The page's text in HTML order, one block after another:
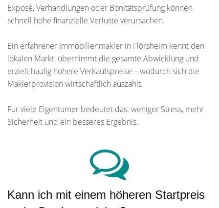
Exposé, Verhandlungen oder Bonitätsprüfung können
schnell hohe finanzielle Verluste verursachen.
Ein erfahrener Immobilienmakler in Flörsheim kennt den
lokalen Markt, übernimmt die gesamte Abwicklung und
erzielt häufig höhere Verkaufspreise – wodurch sich die
Maklerprovision wirtschaftlich auszahlt.
Für viele Eigentümer bedeutet das: weniger Stress, mehr
Sicherheit und ein besseres Ergebnis.
Kann ich mit einem höheren Startpreis